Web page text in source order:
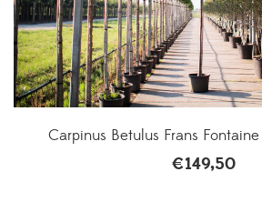
Carpinus Betulus Frans
€149,50